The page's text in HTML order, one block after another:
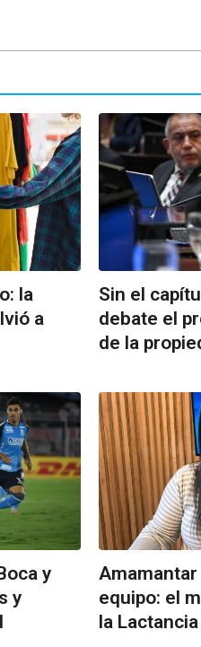
la
a
Sin el
debate el
de la
y
y
equipo: el
la Lactancia